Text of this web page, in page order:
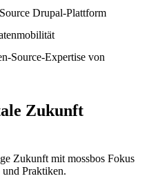
Drupal-Plattform
Source-Expertise von
Zukunft
Zukunft mit mossbos Fokus
Praktiken.